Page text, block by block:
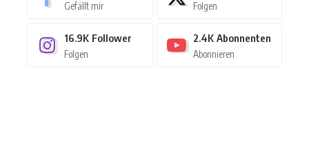
Gefällt mir Folgen
16.9K Follower
Folgen
2.4K Abonnenten
Abonnieren